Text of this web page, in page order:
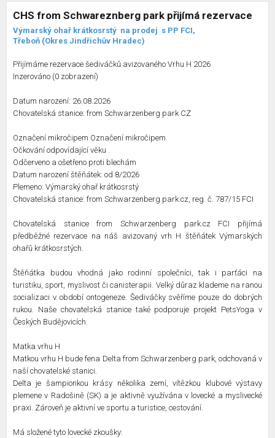
CHS from Schwareznberg park přijímá rezervace
Výmarský ohař krátkosrstý na prodej s PP FCI,
Třeboň (Okres Jindřichův Hradec)
Přijímáme rezervace šediváčků avizovaného Vrhu H 2026
Inzerováno (0 zobrazení)
Datum narození: 26.08.2026
Chovatelská stanice: from Schwarzenberg park CZ
Označení mikročipem Označení mikročipem
Očkování odpovídající věku .
Odčerveno a ošetřeno proti blechám
Datum narození štěňátek: od 8/2026
Plemeno: Výmarský ohař krátkosrstý
Chovatelská stanice: from Schwarzenberg park.cz, reg. č. 787/15 FCI
Chovatelská stanice from Schwarzenberg park.cz FCI přijímá
předběžné rezervace na náš avizovaný vrh H štěňátek Výmarských
ohařů krátkosrstých.
Štěňátka budou vhodná jako rodinní společníci, tak i parťáci na
turistiku, sport, myslivost či canisterapii. Velký důraz klademe na ranou
socializaci v období ontogeneze. Šediváčky svěříme pouze do dobrých
rukou. Naše chovatelská stanice také podporuje projekt PetsYoga v
Českých Budějovicích.
Matka vrhu H
Matkou vrhu H bude fena Delta from Schwarzenberg park, odchovaná v
naší chovatelské stanici.
Delta je šampionkou krásy několika zemí, vítězkou klubové výstavy
plemene v Radošině (SK) a je aktivně využívána v lovecké a myslivecké
praxi. Zároveň je aktivní ve sportu a turistice, cestování.
Má složené tyto lovecké zkoušky: